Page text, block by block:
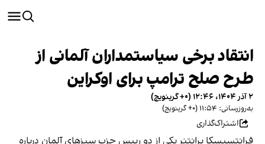
انتقاد برخی سیاستمداران آلمانی از
طرح صلح ترامپ برای اوکراین
۲ آذر ۱۴۰۴، ۱۲:۴۶ (‎+۰ گرینویچ)
به‌روزرسانی: ۱۱:۵۴ (‎+۰ گرینویچ)
اشتراک‌گذاری
فرانتسیسکا برانتنر یکی از دو رییس حزب سبزهای آلمان درباره